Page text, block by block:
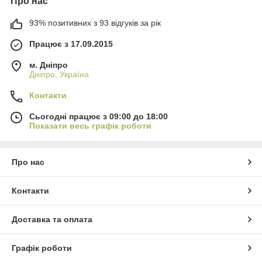
93% позитивних з 93 відгуків за рік
Працює з 17.09.2015
м. Дніпро
Дніпро, Україна
Контакти
Сьогодні працює з 09:00 до 18:00
Показати весь графік роботи
Про нас
Контакти
Доставка та оплата
Графік роботи